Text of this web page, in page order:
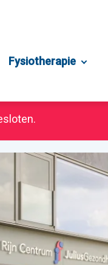
Fysiotherapie